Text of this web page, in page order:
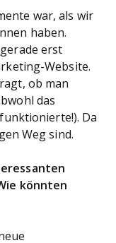
war, als wir
haben.
erst
Website.
ob man
das
Da
Weg sind.
könnten